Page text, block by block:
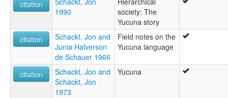
citation
1990
society: The
Yucuna story
citation
Schackt, Jon and
Junia Halverson
de Schauer 1966
Field notes on the
Yucuna language
citation
Schackt, Jon and
Schackt, Jon
1973
Yucuna